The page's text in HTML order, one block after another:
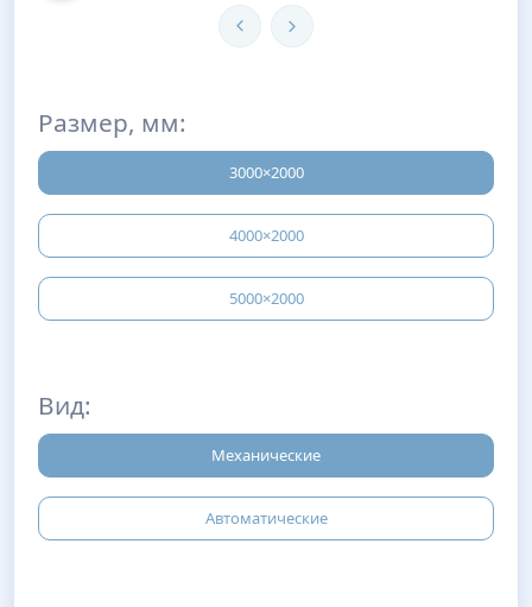
Размер, мм:
3000×2000
4000×2000
5000×2000
Вид:
Механические
Автоматические